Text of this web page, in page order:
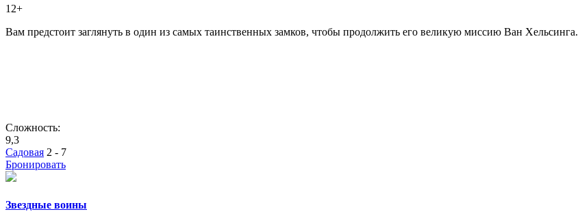
12+
Вам предстоит заглянуть в один из самых таинственных замков, чтобы продолжить его великую миссию Ван
Сложность:
9,3
Садовая 2 - 7
Бронировать
Звездные воины